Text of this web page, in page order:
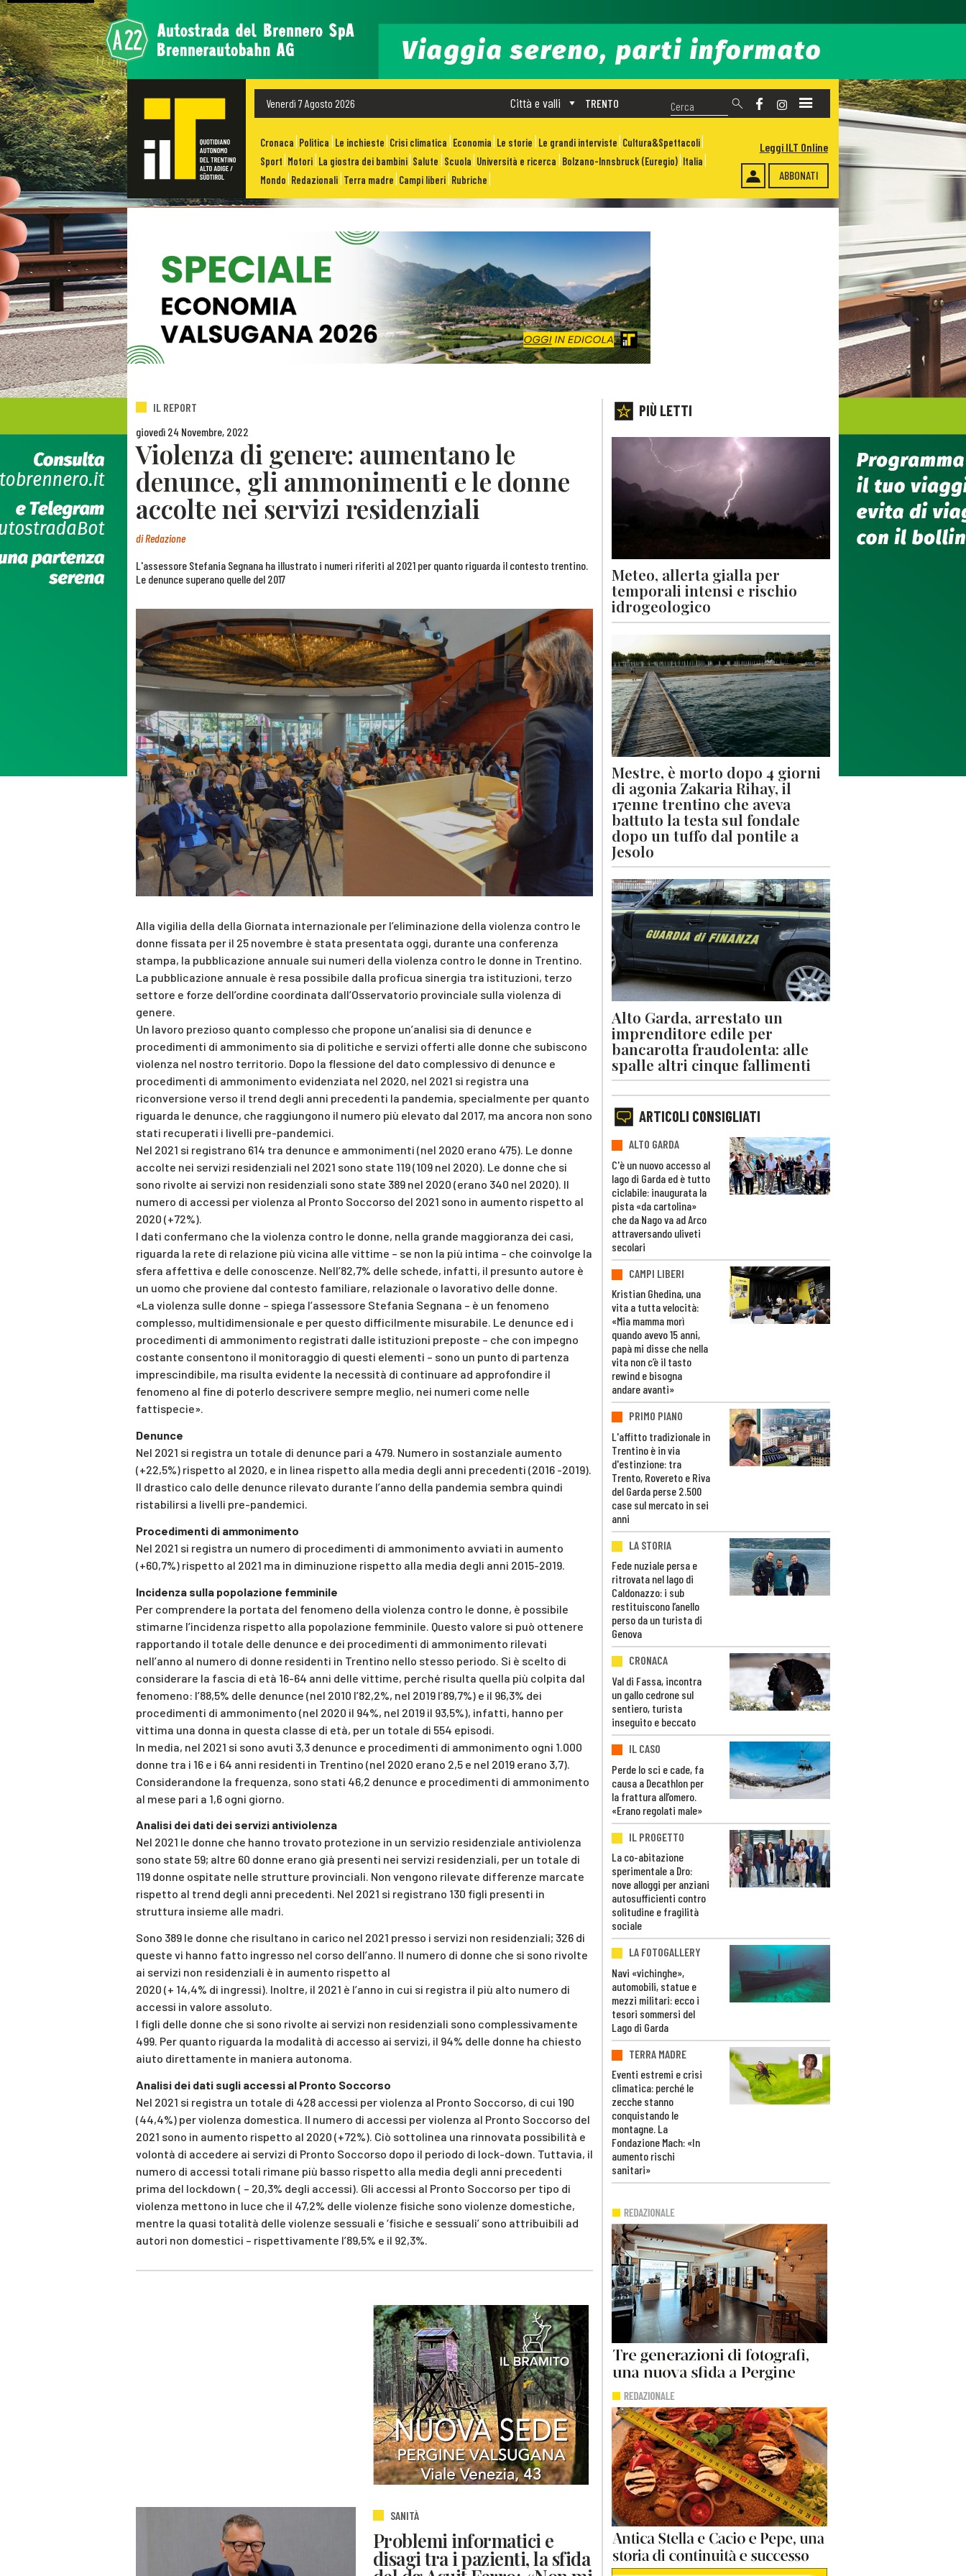
Venerdì 7 Agosto 2026 TRENTO
Città e valli
Cronaca Politica Le inchieste Crisi climatica Economia Le storie Le grandi interviste Cultura&Spettacoli
Sport Motori La giostra dei bambini Salute Scuola Università e ricerca Bolzano-Innsbruck (Euregio) Italia
Mondo Redazionali Terra madre Campi liberi Rubriche ABBONATI
Leggi ILT Online
IL REPORT
giovedì 24 Novembre, 2022
Violenza di genere: aumentano le
denunce, gli ammonimenti e le donne
accolte nei servizi residenziali
diRedazione
L'assessore Stefania Segnana ha illustrato i numeri riferiti al 2021 per quanto riguarda il contesto trentino.
Le denunce superano quelle del 2017
Alla vigilia della della Giornata internazionale per l’eliminazione della violenza contro le
donne fissata per il 25 novembre è stata presentata oggi, durante una conferenza
stampa, la pubblicazione annuale sui numeri della violenza contro le donne in Trentino.
La pubblicazione annuale è resa possibile dalla proficua sinergia tra istituzioni, terzo
settore e forze dell’ordine coordinata dall’Osservatorio provinciale sulla violenza di
genere.
Un lavoro prezioso quanto complesso che propone un’analisi sia di denunce e
procedimenti di ammonimento sia di politiche e servizi offerti alle donne che subiscono
violenza nel nostro territorio. Dopo la flessione del dato complessivo di denunce e
procedimenti di ammonimento evidenziata nel 2020, nel 2021 si registra una
riconversione verso il trend degli anni precedenti la pandemia, specialmente per quanto
riguarda le denunce, che raggiungono il numero più elevato dal 2017, ma ancora non sono
stati recuperati i livelli pre-pandemici.
Nel 2021 si registrano 614 tra denunce e ammonimenti (nel 2020 erano 475). Le donne
accolte nei servizi residenziali nel 2021 sono state 119 (109 nel 2020). Le donne che si
sono rivolte ai servizi non residenziali sono state 389 nel 2020 (erano 340 nel 2020). Il
numero di accessi per violenza al Pronto Soccorso del 2021 sono in aumento rispetto al
2020 (+72%).
I dati confermano che la violenza contro le donne, nella grande maggioranza dei casi,
riguarda la rete di relazione più vicina alle vittime – se non la più intima – che coinvolge la
sfera affettiva e delle conoscenze. Nell’82,7% delle schede, infatti, il presunto autore è
un uomo che proviene dal contesto familiare, relazionale o lavorativo delle donne.
«La violenza sulle donne – spiega l’assessore Stefania Segnana – è un fenomeno
complesso, multidimensionale e per questo difficilmente misurabile. Le denunce ed i
procedimenti di ammonimento registrati dalle istituzioni preposte – che con impegno
costante consentono il monitoraggio di questi elementi – sono un punto di partenza
imprescindibile, ma risulta evidente la necessità di continuare ad approfondire il
fenomeno al fine di poterlo descrivere sempre meglio, nei numeri come nelle
fattispecie».
Denunce
Nel 2021 si registra un totale di denunce pari a 479. Numero in sostanziale aumento
(+22,5%) rispetto al 2020, e in linea rispetto alla media degli anni precedenti (2016 -2019).
Il drastico calo delle denunce rilevato durante l’anno della pandemia sembra quindi
ristabilirsi a livelli pre-pandemici.
Procedimenti di ammonimento
Nel 2021 si registra un numero di procedimenti di ammonimento avviati in aumento
(+60,7%) rispetto al 2021 ma in diminuzione rispetto alla media degli anni 2015-2019.
Incidenza sulla popolazione femminile
Per comprendere la portata del fenomeno della violenza contro le donne, è possibile
stimarne l’incidenza rispetto alla popolazione femminile. Questo valore si può ottenere
rapportando il totale delle denunce e dei procedimenti di ammonimento rilevati
nell’anno al numero di donne residenti in Trentino nello stesso periodo. Si è scelto di
considerare la fascia di età 16-64 anni delle vittime, perché risulta quella più colpita dal
fenomeno: l’88,5% delle denunce (nel 2010 l’82,2%, nel 2019 l’89,7%) e il 96,3% dei
procedimenti di ammonimento (nel 2020 il 94%, nel 2019 il 93,5%), infatti, hanno per
vittima una donna in questa classe di età, per un totale di 554 episodi.
In media, nel 2021 si sono avuti 3,3 denunce e procedimenti di ammonimento ogni 1.000
donne tra i 16 e i 64 anni residenti in Trentino (nel 2020 erano 2,5 e nel 2019 erano 3,7).
Considerandone la frequenza, sono stati 46,2 denunce e procedimenti di ammonimento
al mese pari a 1,6 ogni giorno.
Analisi dei dati dei servizi antiviolenza
Nel 2021 le donne che hanno trovato protezione in un servizio residenziale antiviolenza
sono state 59; altre 60 donne erano già presenti nei servizi residenziali, per un totale di
119 donne ospitate nelle strutture provinciali. Non vengono rilevate differenze marcate
rispetto al trend degli anni precedenti. Nel 2021 si registrano 130 figli presenti in
struttura insieme alle madri.
Sono 389 le donne che risultano in carico nel 2021 presso i servizi non residenziali; 326 di
queste vi hanno fatto ingresso nel corso dell’anno. Il numero di donne che si sono rivolte
ai servizi non residenziali è in aumento rispetto al
2020 (+ 14,4% di ingressi). Inoltre, il 2021 è l’anno in cui si registra il più alto numero di
accessi in valore assoluto.
I figli delle donne che si sono rivolte ai servizi non residenziali sono complessivamente
499. Per quanto riguarda la modalità di accesso ai servizi, il 94% delle donne ha chiesto
aiuto direttamente in maniera autonoma.
Analisi dei dati sugli accessi al Pronto Soccorso
Nel 2021 si registra un totale di 428 accessi per violenza al Pronto Soccorso, di cui 190
(44,4%) per violenza domestica. Il numero di accessi per violenza al Pronto Soccorso del
2021 sono in aumento rispetto al 2020 (+72%). Ciò sottolinea una rinnovata possibilità e
volontà di accedere ai servizi di Pronto Soccorso dopo il periodo di lock-down. Tuttavia, il
numero di accessi totali rimane più basso rispetto alla media degli anni precedenti
prima del lockdown ( – 20,3% degli accessi). Gli accessi al Pronto Soccorso per tipo di
violenza mettono in luce che il 47,2% delle violenze fisiche sono violenze domestiche,
mentre la quasi totalità delle violenze sessuali e ‘fisiche e sessuali’ sono attribuibili ad
autori non domestici – rispettivamente l’89,5% e il 92,3%.
SANITÀ
Problemi informatici e
disagi tra i pazienti, la sfida
PIÙ LETTI
Meteo, allerta gialla per
temporali intensi e rischio
idrogeologico
Mestre, è morto dopo 4 giorni
di agonia Zakaria Rihay, il
17enne trentino che aveva
battuto la testa sul fondale
dopo un tuffo dal pontile a
Jesolo
Alto Garda, arrestato un
imprenditore edile per
bancarotta fraudolenta: alle
spalle altri cinque fallimenti
ARTICOLI CONSIGLIATI
ALTO GARDA
C'è un nuovo accesso al
lago di Garda ed è tutto
ciclabile: inaugurata la
pista «da cartolina»
che da Nago va ad Arco
attraversando uliveti
secolari
CAMPI LIBERI
Kristian Ghedina, una
vita a tutta velocità:
«Mia mamma morì
quando avevo 15 anni,
papà mi disse che nella
vita non c’è il tasto
rewind e bisogna
andare avanti»
PRIMO PIANO
L'affitto tradizionale in
Trentino è in via
d'estinzione: tra
Trento, Rovereto e Riva
del Garda perse 2.500
case sul mercato in sei
anni
LA STORIA
Fede nuziale persa e
ritrovata nel lago di
Caldonazzo: i sub
restituiscono l’anello
perso da un turista di
Genova
CRONACA
Val di Fassa, incontra
un gallo cedrone sul
sentiero, turista
inseguito e beccato
IL CASO
Perde lo sci e cade, fa
causa a Decathlon per
la frattura all’omero.
«Erano regolati male»
IL PROGETTO
La co-abitazione
sperimentale a Dro:
nove alloggi per anziani
autosufficienti contro
solitudine e fragilità
sociale
LA FOTOGALLERY
Navi «vichinghe»,
automobili, statue e
mezzi militari: ecco i
tesori sommersi del
Lago di Garda
TERRA MADRE
Eventi estremi e crisi
climatica: perché le
zecche stanno
conquistando le
montagne. La
Fondazione Mach: «In
aumento rischi
sanitari»